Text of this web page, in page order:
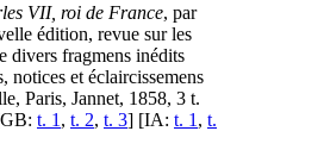
VII, roi de France, par
édition, revue sur les
divers fragmens inédits
notices et éclaircissemens
Paris, Jannet, 1858, 3 t.
t. 1 , t. 2, t. 3] [IA: t. 1 , t.